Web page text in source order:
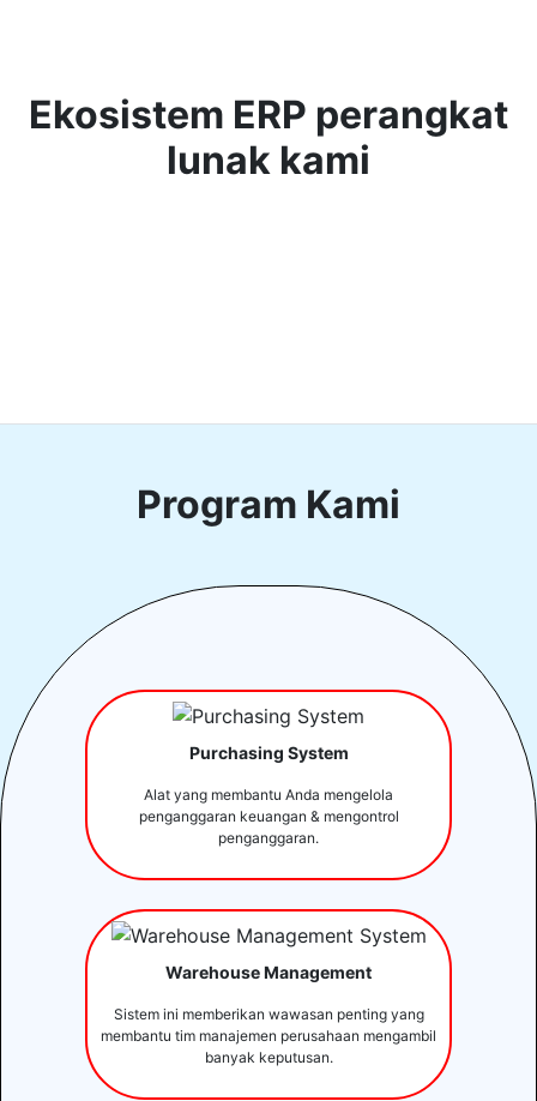
Ekosistem ERP perangkat
lunak kami
Program Kami
Purchasing System
Alat yang membantu Anda mengelola
penganggaran keuangan & mengontrol
penganggaran.
Warehouse Management
Sistem ini memberikan wawasan penting yang
membantu tim manajemen perusahaan mengambil
banyak keputusan.